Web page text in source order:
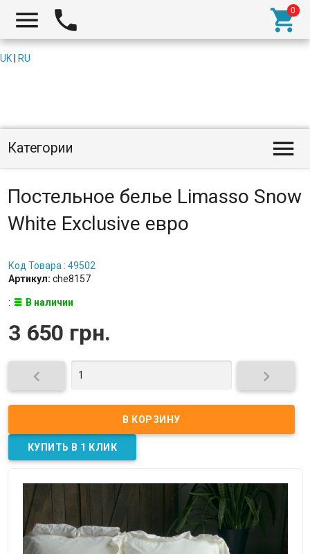
  
UK RU
Категории 
Постельное белье Limasso Snow
White Exclusive евро
Код Товара : 49502
Артикул: che8157
: В наличии
3 650 грн.
 